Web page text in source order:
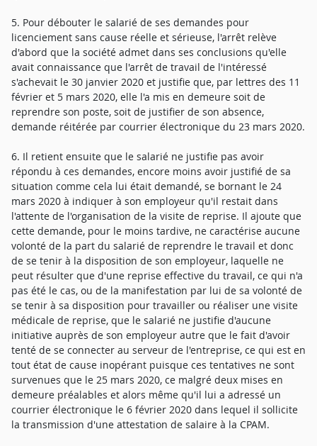
5. Pour débouter le salarié de ses demandes pour
licenciement sans cause réelle et sérieuse, l'arrêt relève
d'abord que la société admet dans ses conclusions qu'elle
avait connaissance que l'arrêt de travail de l'intéressé
s'achevait le 30 janvier 2020 et justifie que, par lettres des 11
février et 5 mars 2020, elle l'a mis en demeure soit de
reprendre son poste, soit de justifier de son absence,
demande réitérée par courrier électronique du 23 mars 2020.
6. Il retient ensuite que le salarié ne justifie pas avoir
répondu à ces demandes, encore moins avoir justifié de sa
situation comme cela lui était demandé, se bornant le 24
mars 2020 à indiquer à son employeur qu'il restait dans
l'attente de l'organisation de la visite de reprise. Il ajoute que
cette demande, pour le moins tardive, ne caractérise aucune
volonté de la part du salarié de reprendre le travail et donc
de se tenir à la disposition de son employeur, laquelle ne
peut résulter que d'une reprise effective du travail, ce qui n'a
pas été le cas, ou de la manifestation par lui de sa volonté de
se tenir à sa disposition pour travailler ou réaliser une visite
médicale de reprise, que le salarié ne justifie d'aucune
initiative auprès de son employeur autre que le fait d'avoir
tenté de se connecter au serveur de l'entreprise, ce qui est en
tout état de cause inopérant puisque ces tentatives ne sont
survenues que le 25 mars 2020, ce malgré deux mises en
demeure préalables et alors même qu'il lui a adressé un
courrier électronique le 6 février 2020 dans lequel il sollicite
la transmission d'une attestation de salaire à la CPAM.